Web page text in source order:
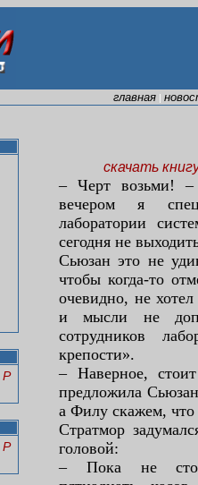
главная |
Р
Р
скачать
– Черт возьми! –
вечером я
лаборатории
сегодня не
Сьюзан это не
чтобы когда-то
очевидно, не
и мысли не
сотрудников
крепости».
– Наверное,
предложила
а Филу скажем, что
Стратмор
головой:
– Пока не